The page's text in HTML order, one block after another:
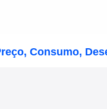
Consumo,